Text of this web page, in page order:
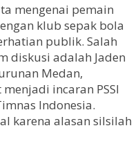
mengenai pemain
klub sepak bola
publik. Salah
diskusi adalah Jaden
Medan,
incaran PSSI
Indonesia.
karena alasan silsilah